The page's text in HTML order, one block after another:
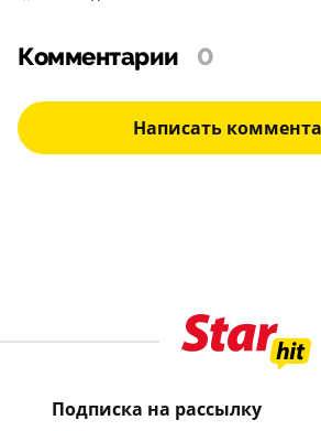
Комментарии 0
Написать
Подписка на рассылку